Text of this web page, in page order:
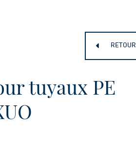
RETOUR
tuyaux PE